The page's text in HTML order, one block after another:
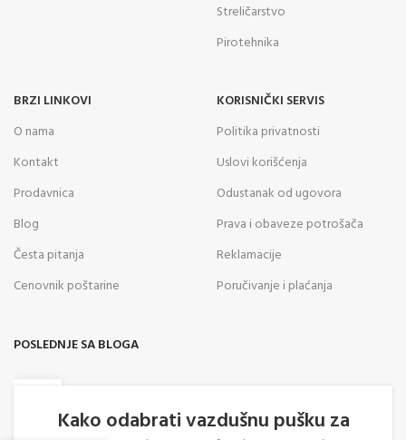
Streličarstvo
Pirotehnika
BRZI LINKOVI
O nama
Kontakt
Prodavnica
Blog
Česta pitanja
Cenovnik poštarine
KORISNIČKI SERVIS
Politika privatnosti
Uslovi korišćenja
Odustanak od ugovora
Prava i obaveze potrošača
Reklamacije
Poručivanje i plaćanja
POSLEDNJE SA BLOGA
Kako odabrati vazdušnu pušku za